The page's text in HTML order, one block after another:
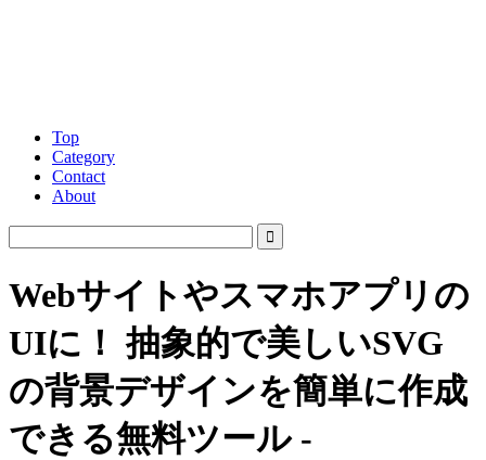
Top
Category
Contact
About
Webサイトやスマホアプリの
UIに！ 抽象的で美しいSVG
の背景デザインを簡単に作成
できる無料ツール -